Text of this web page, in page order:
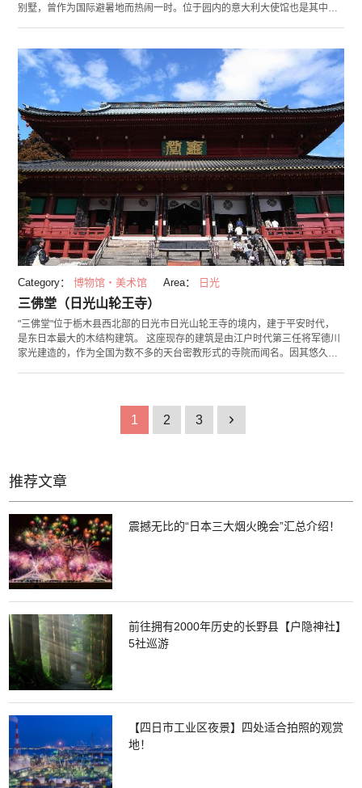
别墅，曾作为国际避暑地而热闹一时。位于园内的意大利大使馆也是其中的
设有「国际避暑地历史馆」，介绍作为避暑胜地的中禅寺湖的历史。 看着大
使馆内充分为观赏粼粼湖光、郁郁树林之景的设计，使人不禁人联想到大使
与其家人在避暑胜地度过的惬意地时光。
Category： 博物馆・美术馆 Area： 日光
三佛堂（日光山轮王寺）
"三佛堂"位于栃木县西北部的日光市日光山轮王寺的境内，建于平安时代，
是东日本最大的木结构建筑。 这座现存的建筑是由江户时代第三任将军德川
家光建造的，作为全国为数不多的天台密教形式的寺院而闻名。因其悠久的
为国家指定的天然纪念物。 每年的开花时间是4月下旬左右。
1 2 3 1
推荐文章
震撼无比的“日本三大烟火晚会”汇总介绍！
前往拥有2000年历史的长野县【户隐神社】
5社巡游
【四日市工业区夜景】四处适合拍照的观赏
地！